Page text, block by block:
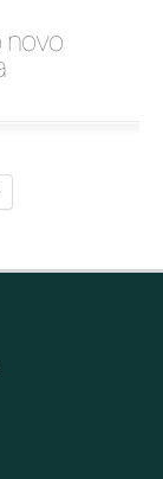
novo